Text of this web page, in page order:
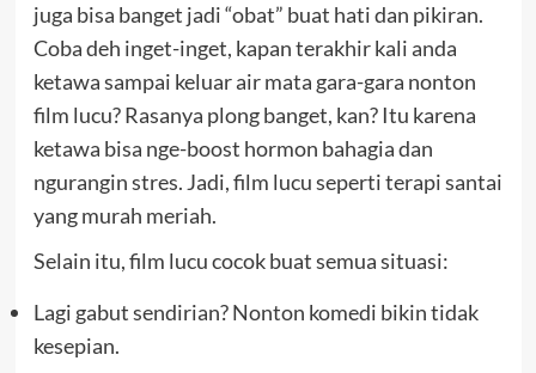
juga bisa banget jadi “obat” buat hati dan pikiran.
Coba deh inget-inget, kapan terakhir kali anda
ketawa sampai keluar air mata gara-gara nonton
film lucu? Rasanya plong banget, kan? Itu karena
ketawa bisa nge-boost hormon bahagia dan
ngurangin stres. Jadi, film lucu seperti terapi santai
yang murah meriah.
Selain itu, film lucu cocok buat semua situasi:
Lagi gabut sendirian? Nonton komedi bikin tidak
kesepian.